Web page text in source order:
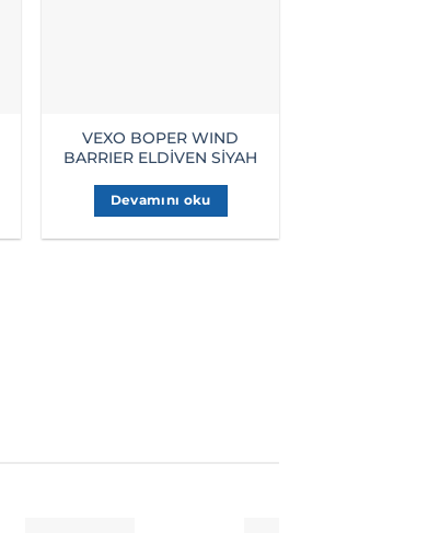
VEXO BOPER WIND
BARRIER ELDİVEN SİYAH
Devamını oku